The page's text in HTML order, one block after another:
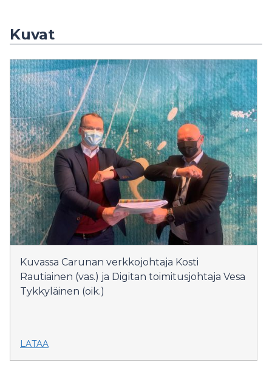
Kuvat
Kuvassa Carunan verkkojohtaja Kosti
Rautiainen (vas.) ja Digitan toimitusjohtaja Vesa
Tykkyläinen (oik.)
LATAA